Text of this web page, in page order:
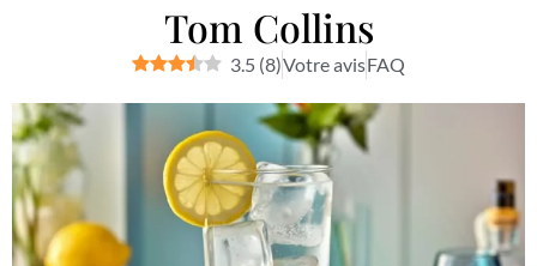
Tom Collins
3.5 (8)Votre avisFAQ